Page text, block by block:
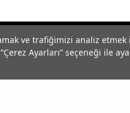
ve trafiğimizi analiz etmek
Ayarları” seçeneği ile